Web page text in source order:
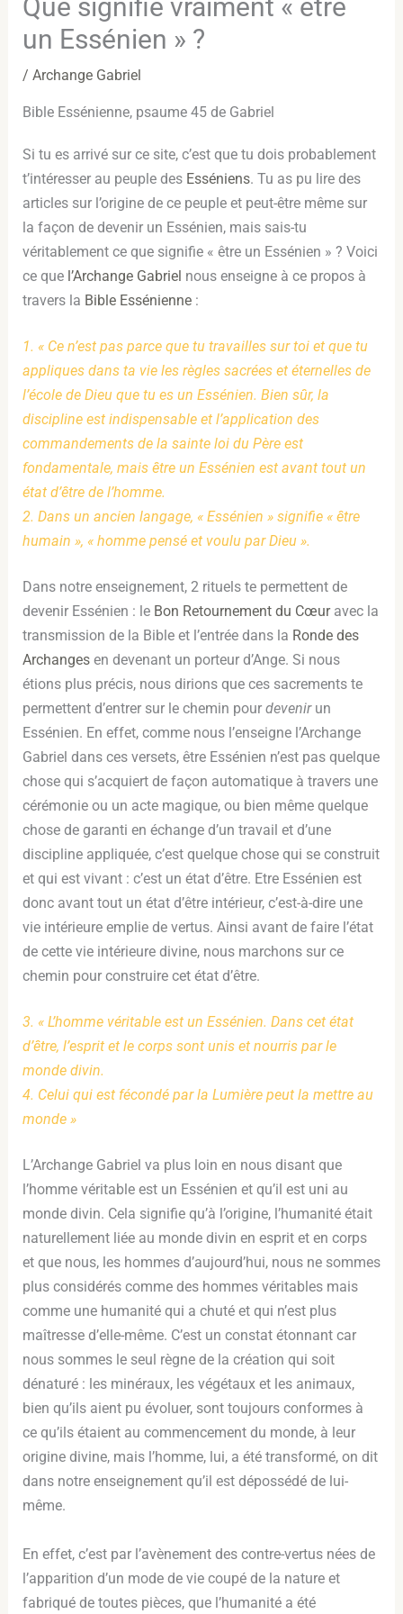
Que signifie vraiment « être
un Essénien » ?
/ Archange Gabriel
Bible Essénienne, psaume 45 de Gabriel
Si tu es arrivé sur ce site, c’est que tu dois probablement
t’intéresser au peuple des Esséniens. Tu as pu lire des
articles sur l’origine de ce peuple et peut-être même sur
la façon de devenir un Essénien, mais sais-tu
véritablement ce que signifie « être un Essénien » ? Voici
ce que l’Archange Gabriel nous enseigne à ce propos à
travers la Bible Essénienne:
1. « Ce n’est pas parce que tu travailles sur toi et que tu
appliques dans ta vie les règles sacrées et éternelles de
l’école de Dieu que tu es un Essénien. Bien sûr, la
discipline est indispensable et l’application des
commandements de la sainte loi du Père est
fondamentale, mais être un Essénien est avant tout un
état d’être de l’homme.
2. Dans un ancien langage, « Essénien » signifie « être
humain », « homme pensé et voulu par Dieu ».
Dans notre enseignement, 2 rituels te permettent de
devenir Essénien : le Bon Retournement du Cœuravec la
transmission de la Bible et l’entrée dans la Ronde des
Archangesen devenant un porteur d’Ange. Si nous
étions plus précis, nous dirions que ces sacrements te
permettent d’entrer sur le chemin pour devenirun
Essénien. En effet, comme nous l’enseigne l’Archange
Gabriel dans ces versets, être Essénien n’est pas quelque
chose qui s’acquiert de façon automatique à travers une
cérémonie ou un acte magique, ou bien même quelque
chose de garanti en échange d’un travail et d’une
discipline appliquée, c’est quelque chose qui se construit
et qui est vivant : c’est un état d’être. Etre Essénien est
donc avant tout un état d’être intérieur, c’est-à-dire une
vie intérieure emplie de vertus. Ainsi avant de faire l’état
de cette vie intérieure divine, nous marchons sur ce
chemin pour construire cet état d’être.
3. « L’homme véritable est un Essénien. Dans cet état
d’être, l’esprit et le corps sont unis et nourris par le
monde divin.
4. Celui qui est fécondé par la Lumière peut la mettre au
monde »
L’Archange Gabriel va plus loin en nous disant que
l’homme véritable est un Essénien et qu’il est uni au
monde divin. Cela signifie qu’à l’origine, l’humanité était
naturellement liée au monde divin en esprit et en corps
et que nous, les hommes d’aujourd’hui, nous ne sommes
plus considérés comme des hommes véritables mais
comme une humanité qui a chuté et qui n’est plus
maîtresse d’elle-même. C’est un constat étonnant car
nous sommes le seul règne de la création qui soit
dénaturé : les minéraux, les végétaux et les animaux,
bien qu’ils aient pu évoluer, sont toujours conformes à
ce qu’ils étaient au commencement du monde, à leur
origine divine, mais l’homme, lui, a été transformé, on dit
dans notre enseignement qu’il est dépossédé de lui-
même.
En effet, c’est par l’avènement des contre-vertus nées de
l’apparition d’un mode de vie coupé de la nature et
fabriqué de toutes pièces, que l’humanité a été